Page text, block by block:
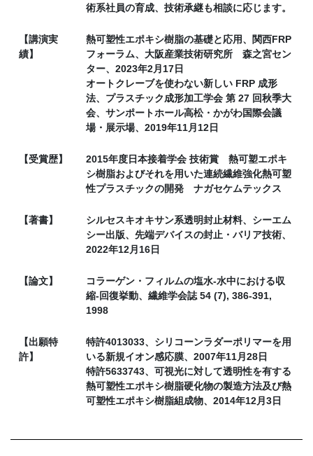
術系社員の育成、技術承継も相談に応じます。
【講演実
績】
熱可塑性エポキシ樹脂の基礎と応用、関西FRP
フォーラム、大阪産業技術研究所 森之宮セン
ター、2023年2月17日
オートクレーブを使わない新しい FRP 成形
法、プラスチック成形加工学会 第 27 回秋季大
会、サンポートホール高松・かがわ国際会議
場・展示場、2019年11月12日
【受賞歴】
2015年度日本接着学会 技術賞 熱可塑エポキ
シ樹脂およびそれを用いた連続繊維強化熱可塑
性プラスチックの開発 ナガセケムテックス
【著書】
シルセスキオキサン系透明封止材料、シーエム
シー出版、先端デバイスの封止・バリア技術、
2022年12月16日
【論文】
コラーゲン・フィルムの塩水‐水中における収
縮‐回復挙動、繊維学会誌 54 (7), 386-391,
1998
【出願特
許】
特許4013033、シリコーンラダーポリマーを用
いる新規イオン感応膜、2007年11月28日
特許5633743、可視光に対して透明性を有する
熱可塑性エポキシ樹脂硬化物の製造方法及び熱
可塑性エポキシ樹脂組成物、2014年12月3日